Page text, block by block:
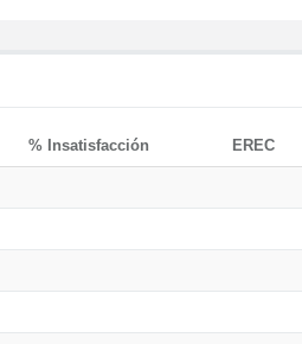
% Insatisfacción EREC